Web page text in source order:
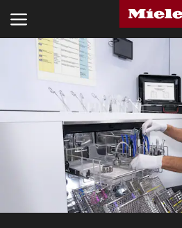
KNOWLEDGE HUB
ΠΡΟΪΌΝΤΑ
SERVICE ΚΑΙ ΥΠΟΣΤΉΡΙΞΗ